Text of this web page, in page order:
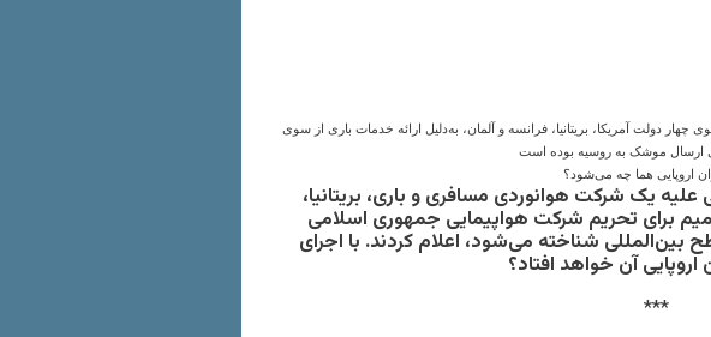
دولت آمریکا، بریتانیا، فرانسه و آلمان، به‌دلیل ارائه خدمات باری از سوی
ارسال موشک به روسیه بوده است
یک شرکت هوانوردی مسافری و‌ باری، بریتانیا،
برای تحریم شرکت هواپیمایی جمهوری اسلامی
بین‌المللی شناخته می‌شود، اعلام کردند. با اجرای
آن خواهد افتاد؟
***